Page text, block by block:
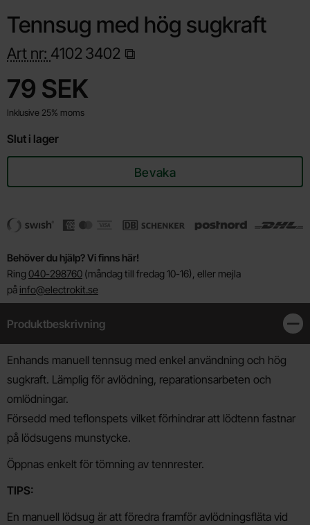
Tennsug med hög sugkraft
Art nr: 4102 3402
pris
79 SEK
Inklusive 25% moms
Slut i lager
Bevaka
Behöver du hjälp? Vi finns här!
Ring 040-298760 (måndag till fredag 10-16), eller mejla
på info@electrokit.se
Produktbeskrivning
Produktbeskrivning
Enhands manuell tennsug med enkel användning och hög
sugkraft. Lämplig för avlödning, reparationsarbeten och
omlödningar.
Försedd med teflonspets vilket förhindrar att lödtenn fastnar
på lödsugens munstycke.
Öppnas enkelt för tömning av tennrester.
TIPS:
En manuell lödsug är att föredra framför avlödningsfläta vid